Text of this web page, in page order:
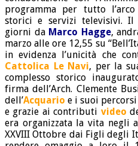
programma per tutto
storici e servizi televisivi.
giorni da Marco Hagge,
marzo alle ore 12,55 su
in evidenza l’unicità che
Cattolica Le Navi, per la
complesso storico
firma dell’Arch. Clemente
dell’Acquario e i suoi
e grazie ai contributi video
era organizzata la vita negli
XXVIII Ottobre dai Figli degli